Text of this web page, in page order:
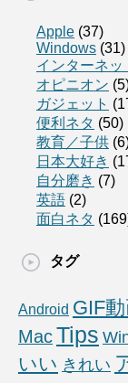
Apple (37)
Windows (31)
インターネッ
オピニオン
ガジェット
便利ネタ (50)
教育／子供
日本大好き
自分磨き (7)
英語 (2)
面白ネタ
タグ
Android GIF
MacTips
いい きれい